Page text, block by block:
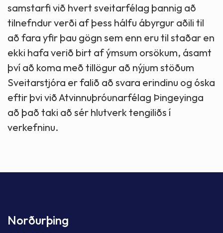
samstarfi við hvert sveitarfélag þannig að
tilnefndur verði af þess hálfu ábyrgur aðili til
að fara yfir þau gögn sem enn eru til staðar en
ekki hafa verið birt af ýmsum orsökum, ásamt
því að koma með tillögur að nýjum stöðum
Sveitarstjóra er falið að svara erindinu og óska
eftir þvi við Atvinnuþróunarfélag Þingeyinga
að það taki að sér hlutverk tengiliðs í
verkefninu.
Norðurþing